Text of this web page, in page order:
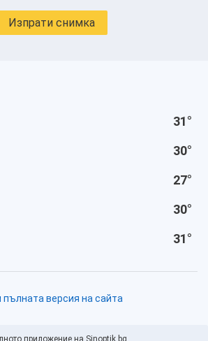
Изпрати снимка
31°
30°
27°
30°
31°
пълната версия на сайта
приложение на Sinoptik.bg